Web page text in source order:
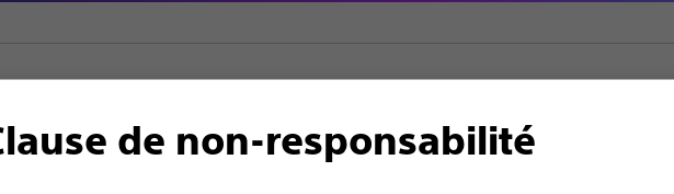
de non-responsabilité
Accès biliaire Sphinctérotomes Dreamtome™ RX Sphinctérotomes